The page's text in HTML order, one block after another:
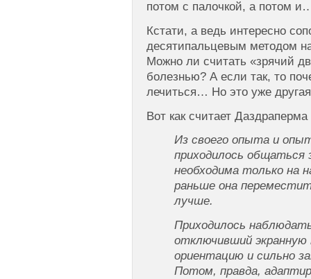
потом с палочкой, а потом
Кстати, а ведь интересно
десятипальцевым методом
Можно ли считать «зрячий
болезнью? А если так, то
лечиться… Но это уже
Вот как считает
Из своего опыта и
приходилось общаться
необходима только на
раньше она
лучше.
Приходилось
отключивший экранную
ориентацию и сильно
Потом, правда,